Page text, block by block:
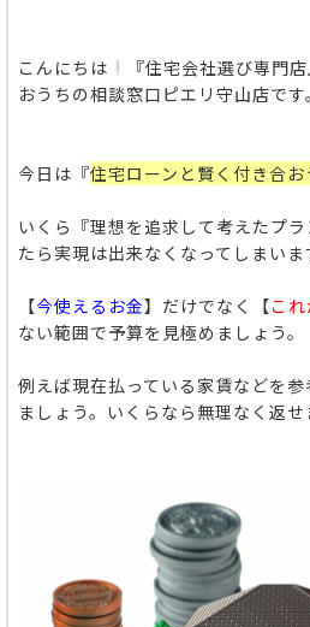
こんにちは
『住宅会社選び専門店
おうちの相談窓口ピエリ守山店です。
今日は『住宅ローンと賢く付き合お
いくら『理想を追求して考えたプ
たら実現は出来なくなってしまいま
【今使えるお金】 だけでなく 【こ
ない範囲で予算を見極めましょう。
例えば現在払っている家賃などを
ましょう。いくらなら無理なく返せ